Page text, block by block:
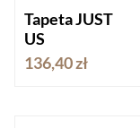
Tapeta JUST
US
136,40 zł